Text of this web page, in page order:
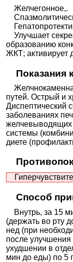
Желчегонное,.
Улучшает
образованию
ЖКТ; активирует
Показания
путей. Острый и
Диспептический
заболеваниях
желчевыводящих
системы
диете
Способ
Внутрь, за 15
(держать во рту
нед (при
после улучшения
ухудшении в
мин до еды) по 5